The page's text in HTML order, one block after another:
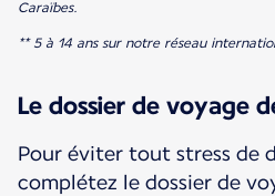
Caraïbes.
** 5 à 14 ans sur notre réseau
Le dossier de voyage
Pour éviter tout stress de
complétez le dossier de